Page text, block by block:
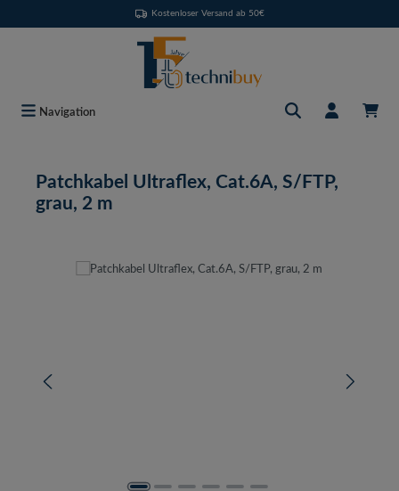
Kostenloser Versand ab 50€
Navigation
Patchkabel Ultraflex, Cat.6A, S/FTP,
grau, 2 m
Bildergalerie überspringen